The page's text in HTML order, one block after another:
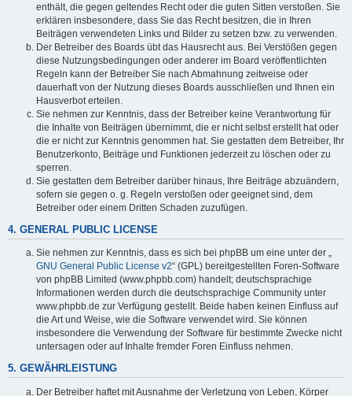
enthält, die gegen geltendes Recht oder die guten Sitten verstoßen. Sie
erklären insbesondere, dass Sie das Recht besitzen, die in Ihren
Beiträgen verwendeten Links und Bilder zu setzen bzw. zu verwenden.
Der Betreiber des Boards übt das Hausrecht aus. Bei Verstößen gegen
diese Nutzungsbedingungen oder anderer im Board veröffentlichten
Regeln kann der Betreiber Sie nach Abmahnung zeitweise oder
dauerhaft von der Nutzung dieses Boards ausschließen und Ihnen ein
Hausverbot erteilen.
Sie nehmen zur Kenntnis, dass der Betreiber keine Verantwortung für
die Inhalte von Beiträgen übernimmt, die er nicht selbst erstellt hat oder
die er nicht zur Kenntnis genommen hat. Sie gestatten dem Betreiber, Ihr
Benutzerkonto, Beiträge und Funktionen jederzeit zu löschen oder zu
sperren.
Sie gestatten dem Betreiber darüber hinaus, Ihre Beiträge abzuändern,
sofern sie gegen o. g. Regeln verstoßen oder geeignet sind, dem
Betreiber oder einem Dritten Schaden zuzufügen.
4. GENERAL PUBLIC LICENSE
Sie nehmen zur Kenntnis, dass es sich bei phpBB um eine unter der „
GNU General Public License v2“ (GPL) bereitgestellten Foren-Software
von phpBB Limited (www.phpbb.com) handelt; deutschsprachige
Informationen werden durch die deutschsprachige Community unter
www.phpbb.de zur Verfügung gestellt. Beide haben keinen Einfluss auf
die Art und Weise, wie die Software verwendet wird. Sie können
insbesondere die Verwendung der Software für bestimmte Zwecke nicht
untersagen oder auf Inhalte fremder Foren Einfluss nehmen.
5. GEWÄHRLEISTUNG
Der Betreiber haftet mit Ausnahme der Verletzung von Leben, Körper